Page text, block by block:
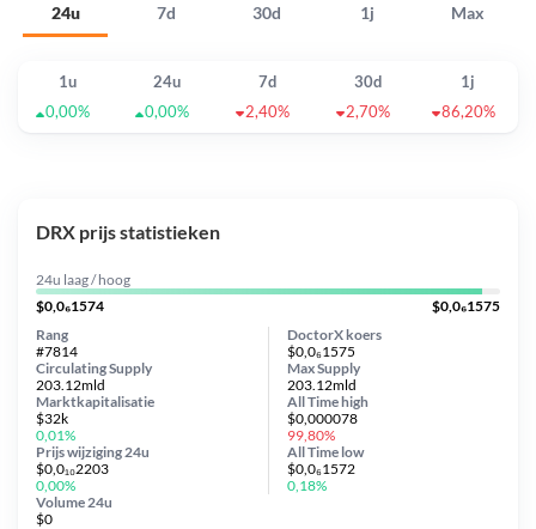
24u 7d 30d 1j Max
1u 24u 7d 30d
1j
0,00%
0,00% 2,40% 2,70% 86,20%
DRX prijs statistieken
24u laag / hoog
$0,0₆1574
$0,0₆1575
DoctorX koers
$0,0₆1575
Circulating Supply
203.12mld
Prijs wijziging 24u
$0,0₁₀2203
0,00%
Max Supply
203.12mld
Marktkapitalisatie
$32k
0,01%
Volume 24u
$0
Rang
#7814
All Timehigh
$0,000078
99,80%
All Time low
$0,0₆1572
0,18%